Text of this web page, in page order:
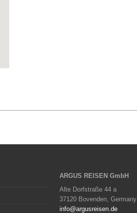
ARGUS REISEN GmbH
Alte Dorfstraße 44 a
37120 Bovenden, Germany
info@argusreisen.de